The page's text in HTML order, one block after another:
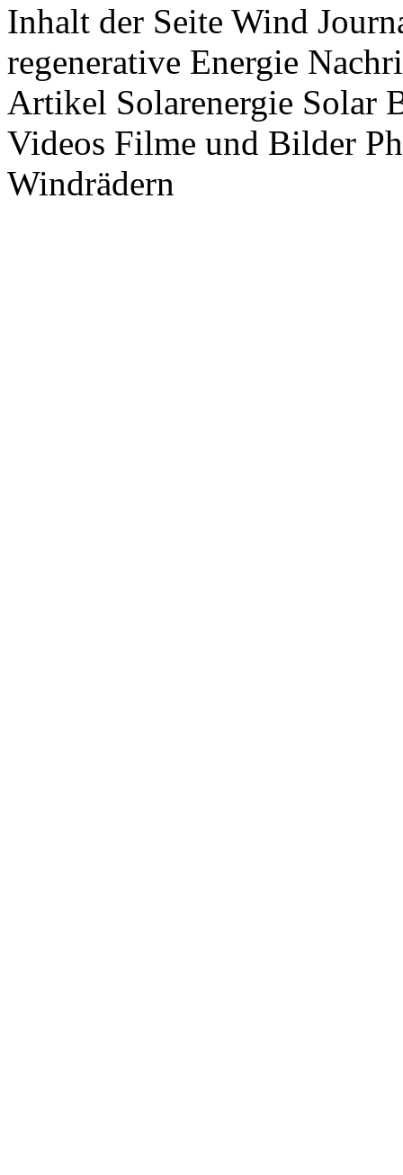
Inhalt der Seite Wind
regenerative Energie
Artikel Solarenergie Solar
Videos Filme und Bilder
Windrädern